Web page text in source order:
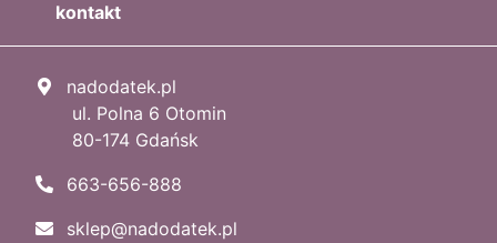
kontakt
nadodatek.pl
ul. Polna 6 Otomin
80-174 Gdańsk
663-656-888
sklep@nadodatek.pl